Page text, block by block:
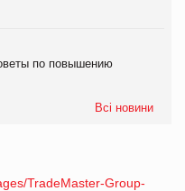
по повышению
Всі новини